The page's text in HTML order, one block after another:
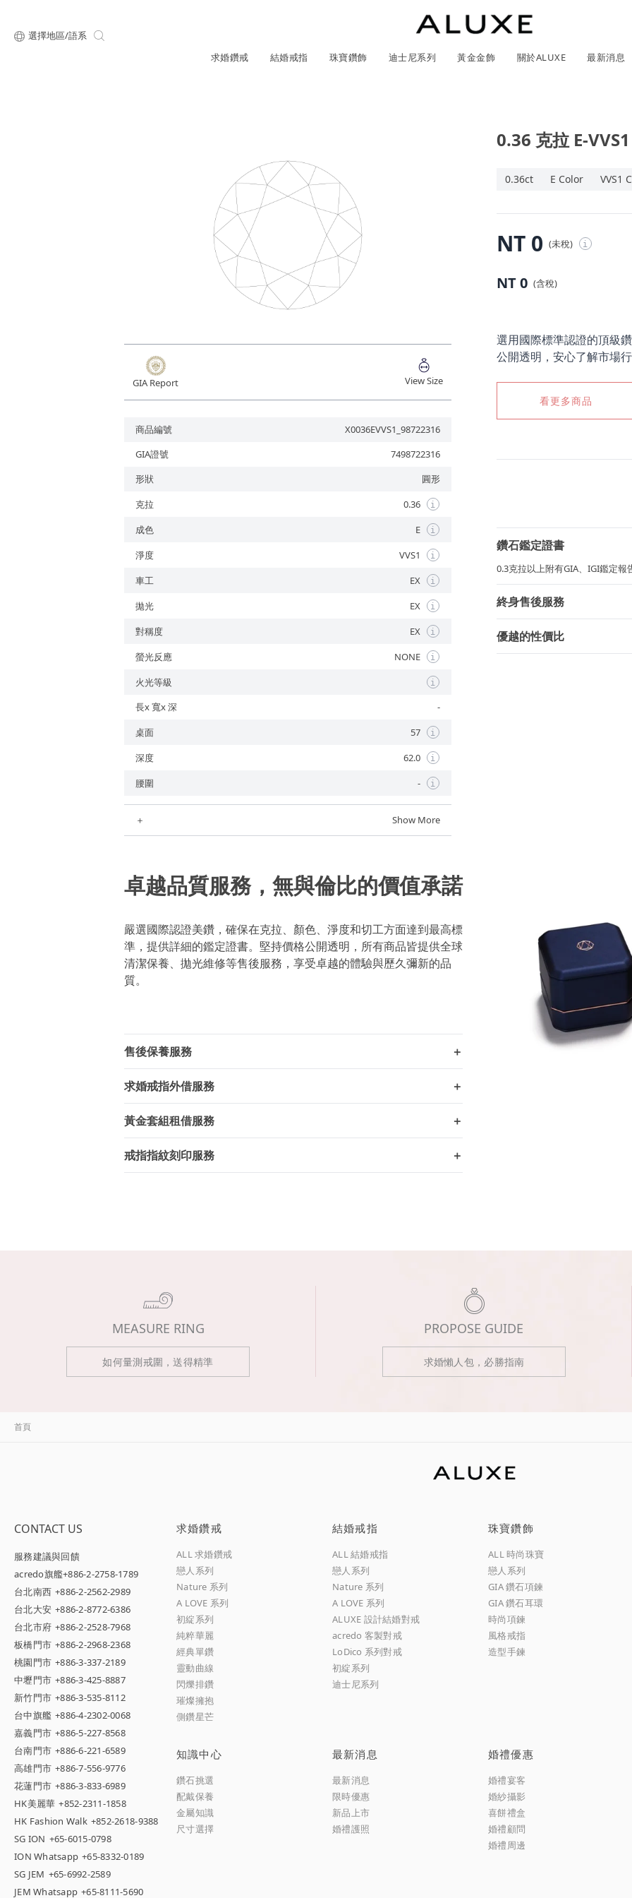
選擇地區/語系
求婚鑽戒
結婚戒指 珠寶鑽飾 迪士尼系列 黃金金飾 關於ALUXE 最新消息
經典單鑽
ALL 求婚鑽戒 迪士尼系列鑽戒
ALUXE All 結婚對戒
ALL 結婚戒指
GIA鑽石耳環
ALL 珠寶鑽飾
小熊維尼系列 冰雪奇緣系列
黃金戒指
服務體驗
限時優惠
祖母綠形
雷地恩形
ALUXE嚴選鑽石
鑽石知識4C
GIA Report View Size
商品編號
X0036EVVS1_98722316
GIA證號
7498722316
形狀
圓形
克拉
0.36 i
成色 E i
淨度 VVS1 i
車工 EX i
拋光 EX i
對稱度 EX i
螢光反應 NONE i
火光等級 i
長x 寬x 深
-
桌面
57 i
深度 62.0 i
腰圍 - i
＋ Show More
0.36 克拉 E-
0.36ct E Color VVS1
NT 0 (未稅) i
NT 0 (含稅)
選用國際標準認證的頂級
公開透明，安心了解市場
看更多商品
鑽石鑑定證書
0.3克拉以上附有GIA、IGI鑑定
終身售後服務
優越的性價比
卓越品質服務，無與倫比的價值承諾
嚴選國際認證美鑽，確保在克拉、顏色、淨度和切工方面達到最高標
準，提供詳細的鑑定證書。堅持價格公開透明，所有商品皆提供全球
清潔保養、拋光維修等售後服務，享受卓越的體驗與歷久彌新的品
質。
售後保養服務 ＋
求婚戒指外借服務 ＋
黃金套組租借服務 ＋
戒指指紋刻印服務 ＋
MEASURE RING
如何量測戒圍，送得精準
PROPOSE GUIDE
求婚懶人包，必勝指南
首頁
CONTACT US
服務建議與回饋
acredo旗艦+886-2-2758-1789
台北南西 +886-2-2562-2989
台北大安 +886-2-8772-6386
台北市府 +886-2-2528-7968
板橋門市 +886-2-2968-2368
桃園門市 +886-3-337-2189
中壢門市 +886-3-425-8887
新竹門市 +886-3-535-8112
台中旗艦 +886-4-2302-0068
嘉義門市 +886-5-227-8568
台南門市 +886-6-221-6589
高雄門市 +886-7-556-9776
花蓮門市 +886-3-833-6989
HK美麗華 +852-2311-1858
HK Fashion Walk +852-2618-9388
SG ION +65-6015-0798
ION Whatsapp +65-8332-0189
SG JEM +65-6992-2589
JEM Whatsapp +65-8111-5690
求婚鑽戒
ALL 求婚鑽戒
戀人系列
Nature 系列
A LOVE 系列
初綻系列
純粹華麗
經典單鑽
靈動曲線
閃爍排鑽
璀燦擁抱
側鑽星芒
結婚戒指
ALL 結婚戒指
戀人系列
Nature 系列
A LOVE 系列
ALUXE 設計結婚對戒
acredo 客製對戒
LoDico 系列對戒
初綻系列
迪士尼系列
珠寶鑽飾
ALL 時尚珠寶
戀人系列
GIA 鑽石項鍊
GIA 鑽石耳環
時尚項鍊
風格戒指
造型手鍊
知識中心
鑽石挑選
配戴保養
金屬知識
尺寸選擇
最新消息
最新消息
限時優惠
新品上市
婚禮護照
婚禮優惠
婚禮宴客
婚紗攝影
喜餅禮盒
婚禮顧問
婚禮周邊